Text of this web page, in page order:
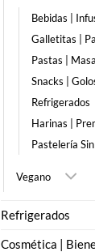
Bebidas |
Galletitas |
Pastas |
Snacks |
Refrigerados
Harinas |
Pastelería
Vegano
Refrigerados
Cosmética |